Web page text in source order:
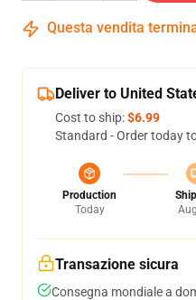
Questa vendita
Deliver to United
Cost to ship:$6.99
Standard - Order today
Production
Today
Transazione sicura
Consegna mondiale a